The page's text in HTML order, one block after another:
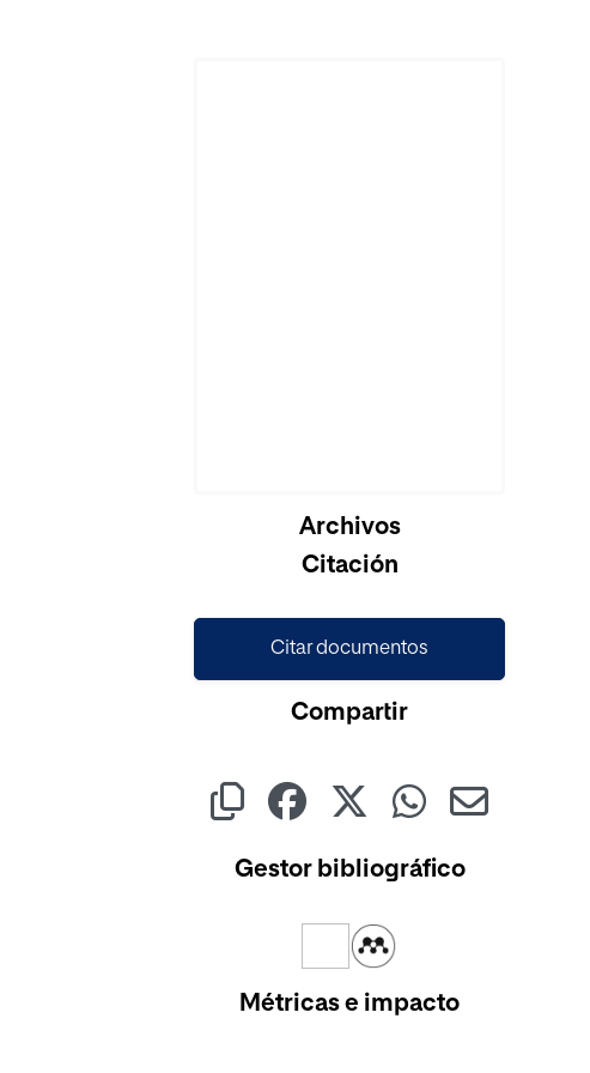
Archivos
Citación
Citar documentos
Compartir
Gestor bibliográfico
Métricas e impacto